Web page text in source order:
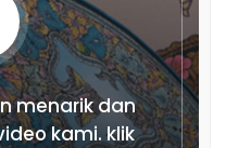
menarik dan
kami. klik